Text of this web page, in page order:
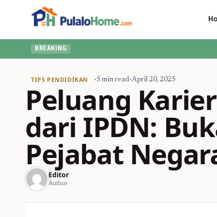
BREAKING
TIPS PENDIDIKAN •5 min read•April 20, 2025
Peluang
dari IPDN:
Pejabat
Editor
Author